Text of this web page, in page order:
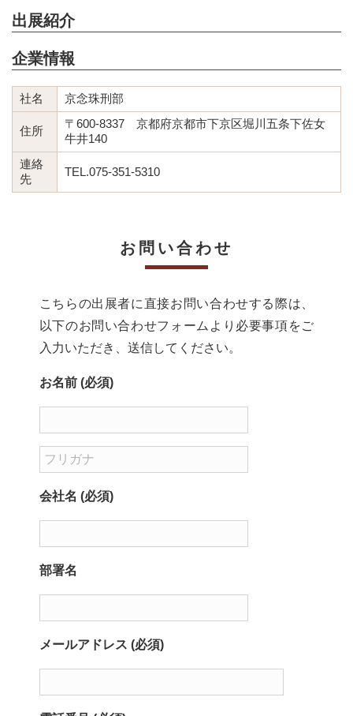
出展紹介
企業情報
社名 京念珠刑部
住所
〒600-8337 京都府京都市下京区堀川五条下佐女
牛井140
連絡
先
TEL.075-351-5310
お問い合わせ
こちらの出展者に直接お問い合わせする際は、
以下のお問い合わせフォームより必要事項をご
入力いただき、送信してください。
お名前 (必須)
会社名 (必須)
部署名
メールアドレス (必須)